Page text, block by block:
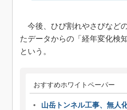
今後、ひび割れやさびなど
たデータからの「経年変化検
という。
おすすめホワイトペーパー
山岳トンネル工事、無人